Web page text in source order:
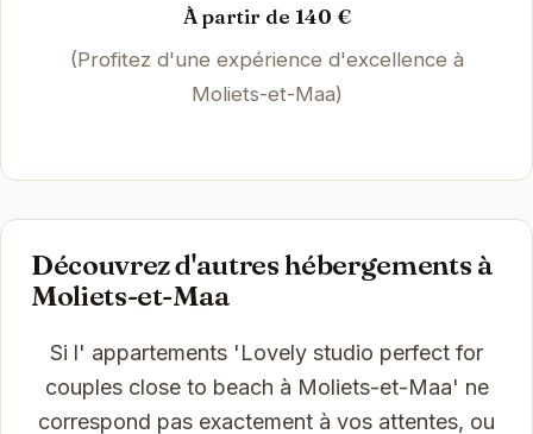
À partir de 140 €
(Profitez d'une expérience d'excellence à
Moliets-et-Maa)
Découvrez d'autres hébergements à
Moliets-et-Maa
Si l' appartements 'Lovely studio perfect for
couples close to beach à Moliets-et-Maa' ne
correspond pas exactement à vos attentes, ou